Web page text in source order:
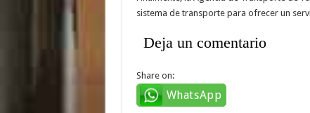
sistema de transporte para ofrecer un
Deja un comentario
Share on:
WhatsApp